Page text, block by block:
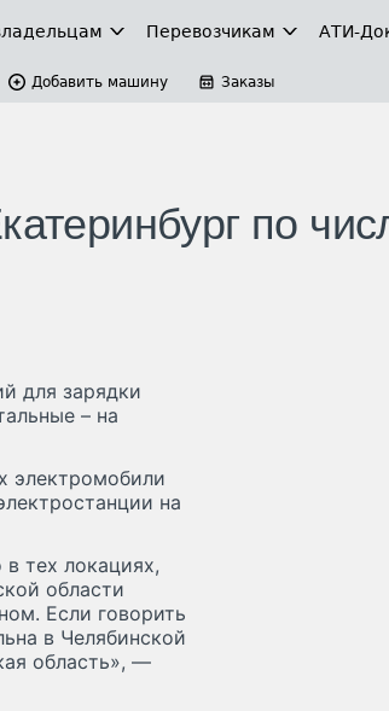
Перевозчикам АТИ-
Добавить машину Заказы
по
для зарядки
– на
электромобили
на
тех локациях,
области
Если говорить
в Челябинской
область», —